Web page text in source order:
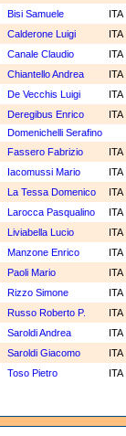
Bisi Samuele
ITA
Calderone Luigi
ITA
Canale Claudio
ITA
Chiantello Andrea
ITA
De Vecchis Luigi
ITA
Deregibus Enrico
ITA
Domenichelli Serafino
Fassero Fabrizio
ITA
Iacomussi Mario
ITA
La Tessa Domenico
ITA
Larocca Pasqualino
ITA
Liviabella Lucio
ITA
Manzone Enrico
ITA
Paoli Mario
ITA
Rizzo Simone
ITA
Russo Roberto P.
ITA
Saroldi Andrea
ITA
Saroldi Giacomo
ITA
Toso Pietro ITA